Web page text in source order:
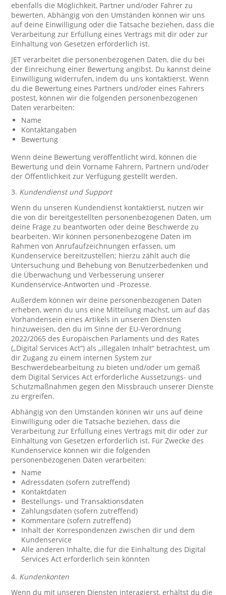
ebenfalls die Möglichkeit, Partner und/oder Fahrer zu
bewerten. Abhängig von den Umständen können wir uns
auf deine Einwilligung oder die Tatsache beziehen, dass die
Verarbeitung zur Erfüllung eines Vertrags mit dir oder zur
Einhaltung von Gesetzen erforderlich ist.
JET verarbeitet die personenbezogenen Daten, die du bei
der Einreichung einer Bewertung angibst. Du kannst deine
Einwilligung widerrufen, indem du uns kontaktierst. Wenn
du die Bewertung eines Partners und/oder eines Fahrers
postest, können wir die folgenden personenbezogenen
Daten verarbeiten:
Name
Kontaktangaben
Bewertung
Wenn deine Bewertung veröffentlicht wird, können die
Bewertung und dein Vorname Fahrern, Partnern und/oder
der Öffentlichkeit zur Verfügung gestellt werden.
3. Kundendienst und Support
Wenn du unseren Kundendienst kontaktierst, nutzen wir
die von dir bereitgestellten personenbezogenen Daten, um
deine Frage zu beantworten oder deine Beschwerde zu
bearbeiten. Wir können personenbezogene Daten im
Rahmen von Anrufaufzeichnungen erfassen, um
Kundenservice bereitzustellen; hierzu zählt auch die
Untersuchung und Behebung von Benutzerbedenken und
die Überwachung und Verbesserung unserer
Kundenservice-Antworten und -Prozesse.
Außerdem können wir deine personenbezogenen Daten
erheben, wenn du uns eine Mitteilung machst, um auf das
Vorhandensein eines Artikels in unseren Diensten
hinzuweisen, den du im Sinne der EU-Verordnung
2022/2065 des Europäischen Parlaments und des Rates
(„Digital Services Act“) als „illegalen Inhalt“ betrachtest, um
dir Zugang zu einem internen System zur
Beschwerdebearbeitung zu bieten und/oder um gemäß
dem Digital Services Act erforderliche Aussetzungs- und
Schutzmaßnahmen gegen den Missbrauch unserer Dienste
zu ergreifen.
Abhängig von den Umständen können wir uns auf deine
Einwilligung oder die Tatsache beziehen, dass die
Verarbeitung zur Erfüllung eines Vertrags mit dir oder zur
Einhaltung von Gesetzen erforderlich ist. Für Zwecke des
Kundenservice können wir die folgenden
personenbezogenen Daten verarbeiten:
Name
Adressdaten (sofern zutreffend)
Kontaktdaten
Bestellungs- und Transaktionsdaten
Zahlungsdaten (sofern zutreffend)
Kommentare (sofern zutreffend)
Inhalt der Korrespondenzen zwischen dir und dem
Kundenservice
Alle anderen Inhalte, die für die Einhaltung des Digital
Services Act erforderlich sein könnten
4. Kundenkonten
Wenn du mit unseren Diensten interagierst, erhältst du die